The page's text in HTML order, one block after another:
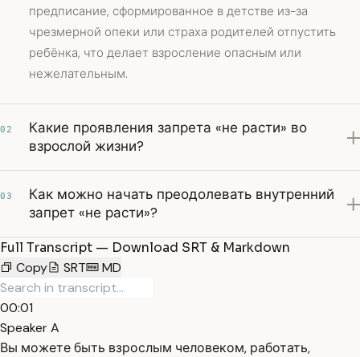
предписание, сформированное в детстве из-за
чрезмерной опеки или страха родителей отпустить
ребёнка, что делает взросление опасным или
нежелательным.
02
Какие проявления запрета «не расти» во
взрослой жизни?
03
Как можно начать преодолевать внутренний
запрет «не расти»?
Full Transcript — Download SRT & Markdown
Copy
SRT MD
00:01
Speaker A
Вы можете быть взрослым человеком, работать,